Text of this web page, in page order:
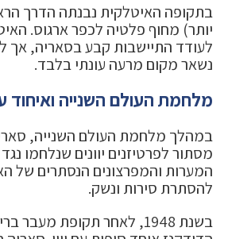
בתקופה האיטלקית נבנתה הדרך
יותר) מחוף פלטיה לכפר ארגוס.
לעודד התיישבות קבע בסאריה, אך
נשאר מקום מרעה עונתי בלבד.
מלחמת העולם השנייה ואיחוד
במהלך מלחמת העולם השנייה,
מסתור לפרטיזנים יוונים שנלחמו
המערות והמפרצונים הנסתרים של
להסתרת סירות ונשק.
בשנת 1948, לאחר תקופת